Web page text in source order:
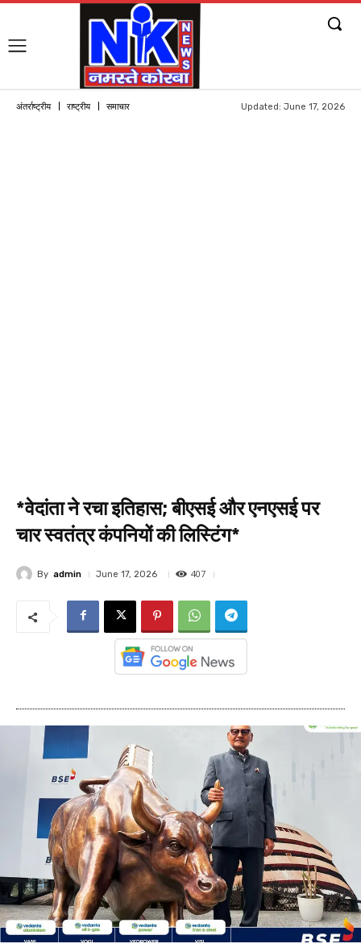
अंतर्राष्ट्रीय राष्ट्रीय समाचार Updated: June 17, 2026
*वेदांता ने रचा इतिहास; बीएसई और एनएसई पर
चार स्वतंत्र कंपनियों की लिस्टिंग*
By admin June 17, 2026 407